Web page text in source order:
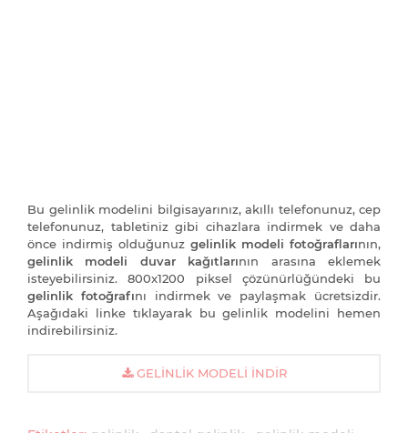
Bu gelinlik modelini bilgisayarınız, akıllı telefonunuz, cep
telefonunuz, tabletiniz gibi cihazlara indirmek ve daha
önce indirmiş olduğunuz gelinlik modeli fotoğraflarının,
gelinlik modeli duvar kağıtlarının arasına eklemek
isteyebilirsiniz. 800x1200 piksel çözünürlüğündeki bu
gelinlik fotoğrafını indirmek ve paylaşmak ücretsizdir.
Aşağıdaki linke tıklayarak bu gelinlik modelini hemen
indirebilirsiniz.
GELINLIK MODELI İNDIR